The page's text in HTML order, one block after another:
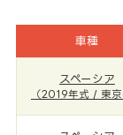
車種
スペーシア
（2019年式 / 東京